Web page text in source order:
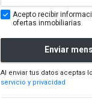
Acepto recibir
ofertas inmobiliarias
Enviar
Al enviar tus datos aceptas
servicio y privacidad